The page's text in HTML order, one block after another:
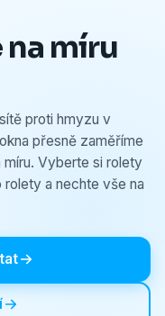
na míru
proti hmyzu v
přesně zaměříme
míru. Vyberte si rolety
a nechte vše na